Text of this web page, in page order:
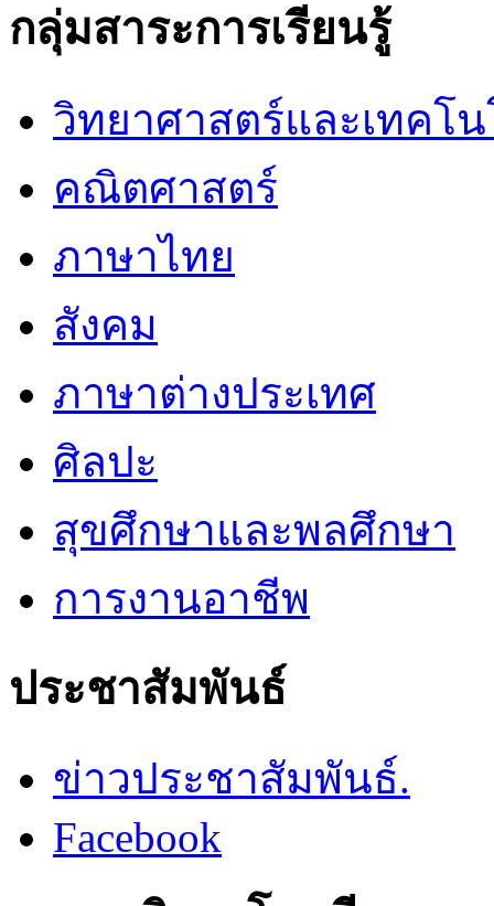
กลุ่มสาระการเรียนรู้
วิทยาศาสตร์และเทคโ
คณิตศาสตร์
ภาษาไทย
สังคม
ภาษาต่างประเทศ
ศิลปะ
สุขศึกษาและพลศึกษา
การงานอาชีพ
ประชาสัมพันธ์
ข่าวประชาสัมพันธ์.
Facebook